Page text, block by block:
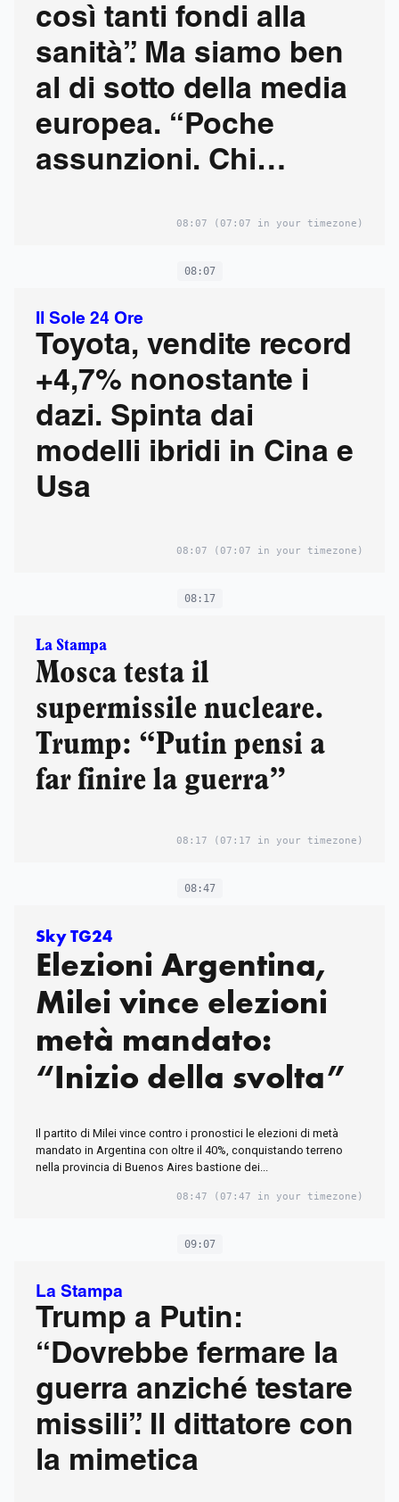
così tanti fondi alla
sanità”. Ma siamo ben
al di sotto della media
europea. “Poche
assunzioni. Chi
pubblico?”08:07 (07:07 in your timezone)
08:07
Il Sole 24 Ore
Toyota, vendite record
+4,7% nonostante i
dazi. Spinta dai
modelli ibridi in Cina e
Usa
08:07 (07:07 in your timezone)
08:17
La Stampa
Mosca testa il
supermissile nucleare.
Trump: “Putin pensi a
far finire la guerra”
08:17 (07:17 in your timezone)
08:47
Sky TG24
Elezioni Argentina,
Milei vince elezioni
metà mandato:
“Inizio della svolta”
Il partito di Milei vince contro i pronostici le elezioni di metà
mandato in Argentina con oltre il 40%, conquistando terreno
nella provincia di Buenos Aires bastione dei...
08:47 (07:47 in your timezone)
09:07
La Stampa
Trump a Putin:
“Dovrebbe fermare la
guerra anziché testare
missili”. Il dittatore con
la mimetica